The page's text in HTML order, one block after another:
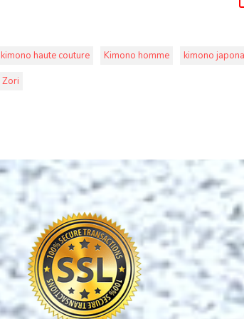
kimono haute couture Kimono homme
kimono
Zori